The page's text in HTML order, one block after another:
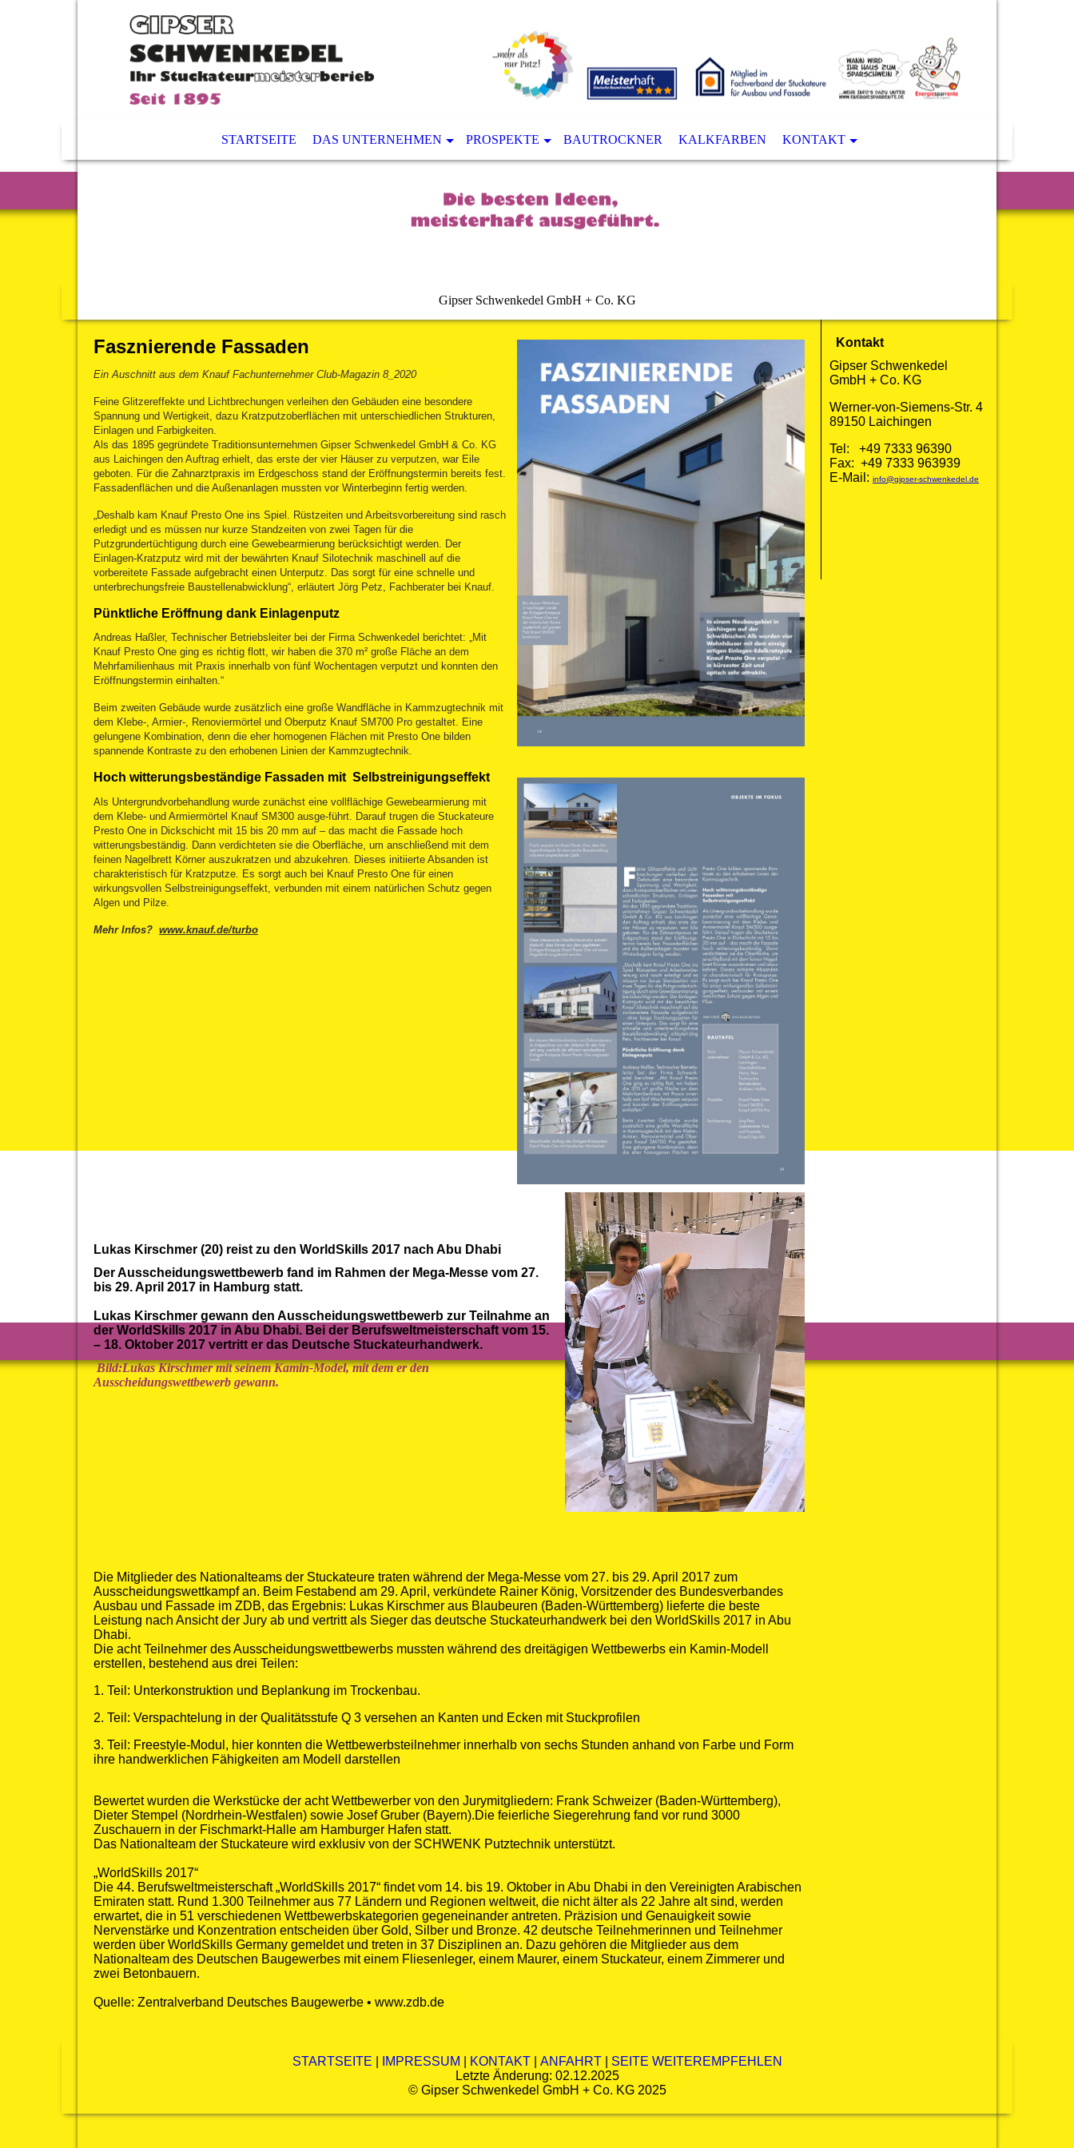
STARTSEITE DAS UNTERNEHMEN PROSPEKTE BAUTROCKNER KALKFARBEN KONTAKT
Gipser Schwenkedel GmbH + Co. KG
Fasznierende Fassaden
Ein Auschnitt aus dem Knauf Fachunternehmer Club-Magazin 8_2020
Feine Glitzereffekte und Lichtbrechungen verleihen den Gebäuden eine besondere
Spannung und Wertigkeit, dazu Kratzputzoberflächen mit unterschiedlichen Strukturen,
Einlagen und Farbigkeiten.
Als das 1895 gegründete Traditionsunternehmen Gipser Schwenkedel GmbH & Co. KG
aus Laichingen den Auftrag erhielt, das erste der vier Häuser zu verputzen, war Eile
geboten. Für die Zahnarztpraxis im Erdgeschoss stand der Eröffnungstermin bereits fest.
Fassadenflächen und die Außenanlagen mussten vor Winterbeginn fertig werden.
„Deshalb kam Knauf Presto One ins Spiel. Rüstzeiten und Arbeitsvorbereitung sind rasch
erledigt und es müssen nur kurze Standzeiten von zwei Tagen für die
Putzgrundertüchtigung durch eine Gewebearmierung berücksichtigt werden. Der
Einlagen-Kratzputz wird mit der bewährten Knauf Silotechnik maschinell auf die
vorbereitete Fassade aufgebracht einen Unterputz. Das sorgt für eine schnelle und
unterbrechungsfreie Baustellenabwicklung“, erläutert Jörg Petz, Fachberater bei Knauf.
Pünktliche Eröffnung dank Einlagenputz
Andreas Haßler, Technischer Betriebsleiter bei der Firma Schwenkedel berichtet: „Mit
Knauf Presto One ging es richtig flott, wir haben die 370 m² große Fläche an dem
Mehrfamilienhaus mit Praxis innerhalb von fünf Wochentagen verputzt und konnten den
Eröffnungstermin einhalten.“
Beim zweiten Gebäude wurde zusätzlich eine große Wandfläche in Kammzugtechnik mit
dem Klebe-, Armier-, Renoviermörtel und Oberputz Knauf SM700 Pro gestaltet. Eine
gelungene Kombination, denn die eher homogenen Flächen mit Presto One bilden
spannende Kontraste zu den erhobenen Linien der Kammzugtechnik.
Hoch witterungsbeständige Fassaden mit Selbstreinigungseffekt
Als Untergrundvorbehandlung wurde zunächst eine vollflächige Gewebearmierung mit
dem Klebe- und Armiermörtel Knauf SM300 ausge-führt. Darauf trugen die Stuckateure
Presto One in Dickschicht mit 15 bis 20 mm auf – das macht die Fassade hoch
witterungsbeständig. Dann verdichteten sie die Oberfläche, um anschließend mit dem
feinen Nagelbrett Körner auszukratzen und abzukehren. Dieses initiierte Absanden ist
charakteristisch für Kratzputze. Es sorgt auch bei Knauf Presto One für einen
wirkungsvollen Selbstreinigungseffekt, verbunden mit einem natürlichen Schutz gegen
Algen und Pilze.
Mehr Infos? www.knauf.de/turbo
Lukas Kirschmer (20) reist zu den WorldSkills 2017 nach Abu Dhabi
Der Ausscheidungswettbewerb fand im Rahmen der Mega-Messe vom 27.
bis 29. April 2017 in Hamburg statt.
Lukas Kirschmer gewann den Ausscheidungswettbewerb zur Teilnahme an
der WorldSkills 2017 in Abu Dhabi. Bei der Berufsweltmeisterschaft vom 15.
– 18. Oktober 2017 vertritt er das Deutsche Stuckateurhandwerk.
Bild:Lukas Kirschmer mit seinem Kamin-Model, mit dem er den
Ausscheidungswettbewerb gewann.
Die Mitglieder des Nationalteams der Stuckateure traten während der Mega-Messe vom 27. bis 29. April 2017 zum
Ausscheidungswettkampf an. Beim Festabend am 29. April, verkündete Rainer König, Vorsitzender des Bundesverbandes
Ausbau und Fassade im ZDB, das Ergebnis: Lukas Kirschmer aus Blaubeuren (Baden-Württemberg) lieferte die beste
Leistung nach Ansicht der Jury ab und vertritt als Sieger das deutsche Stuckateurhandwerk bei den WorldSkills 2017 in Abu
Dhabi.
Die acht Teilnehmer des Ausscheidungswettbewerbs mussten während des dreitägigen Wettbewerbs ein Kamin-Modell
erstellen, bestehend aus drei Teilen:
1. Teil: Unterkonstruktion und Beplankung im Trockenbau.
2. Teil: Verspachtelung in der Qualitätsstufe Q 3 versehen an Kanten und Ecken mit Stuckprofilen
3. Teil: Freestyle-Modul, hier konnten die Wettbewerbsteilnehmer innerhalb von sechs Stunden anhand von Farbe und Form
ihre handwerklichen Fähigkeiten am Modell darstellen
Bewertet wurden die Werkstücke der acht Wettbewerber von den Jurymitgliedern: Frank Schweizer (Baden-Württemberg),
Dieter Stempel (Nordrhein-Westfalen) sowie Josef Gruber (Bayern).Die feierliche Siegerehrung fand vor rund 3000
Zuschauern in der Fischmarkt-Halle am Hamburger Hafen statt.
Das Nationalteam der Stuckateure wird exklusiv von der SCHWENK Putztechnik unterstützt.
„WorldSkills 2017“
Die 44. Berufsweltmeisterschaft „WorldSkills 2017“ findet vom 14. bis 19. Oktober in Abu Dhabi in den Vereinigten Arabischen
Emiraten statt. Rund 1.300 Teilnehmer aus 77 Ländern und Regionen weltweit, die nicht älter als 22 Jahre alt sind, werden
erwartet, die in 51 verschiedenen Wettbewerbskategorien gegeneinander antreten. Präzision und Genauigkeit sowie
Nervenstärke und Konzentration entscheiden über Gold, Silber und Bronze. 42 deutsche Teilnehmerinnen und Teilnehmer
werden über WorldSkills Germany gemeldet und treten in 37 Disziplinen an. Dazu gehören die Mitglieder aus dem
Nationalteam des Deutschen Baugewerbes mit einem Fliesenleger, einem Maurer, einem Stuckateur, einem Zimmerer und
zwei Betonbauern.
Quelle: Zentralverband Deutsches Baugewerbe • www.zdb.de
Kontakt
Gipser Schwenkedel
GmbH + Co. KG
Werner-von-Siemens-Str. 4
89150 Laichingen
Tel: +49 7333 96390
Fax: +49 7333 963939
E-Mail: info@gipser-schwenkedel.de
STARTSEITE IMPRESSUM KONTAKT| ANFAHRT| SEITE WEITEREMPFEHLEN
Letzte Änderung: 02.12.2025
© Gipser Schwenkedel GmbH + Co. KG2025